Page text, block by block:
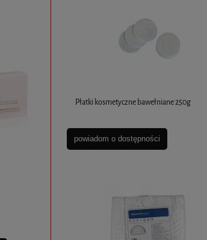
Płatki kosmetyczne bawełniane 250g
powiadom o dostępności